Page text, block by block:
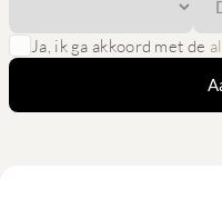
Ja, ik ga akkoord met de